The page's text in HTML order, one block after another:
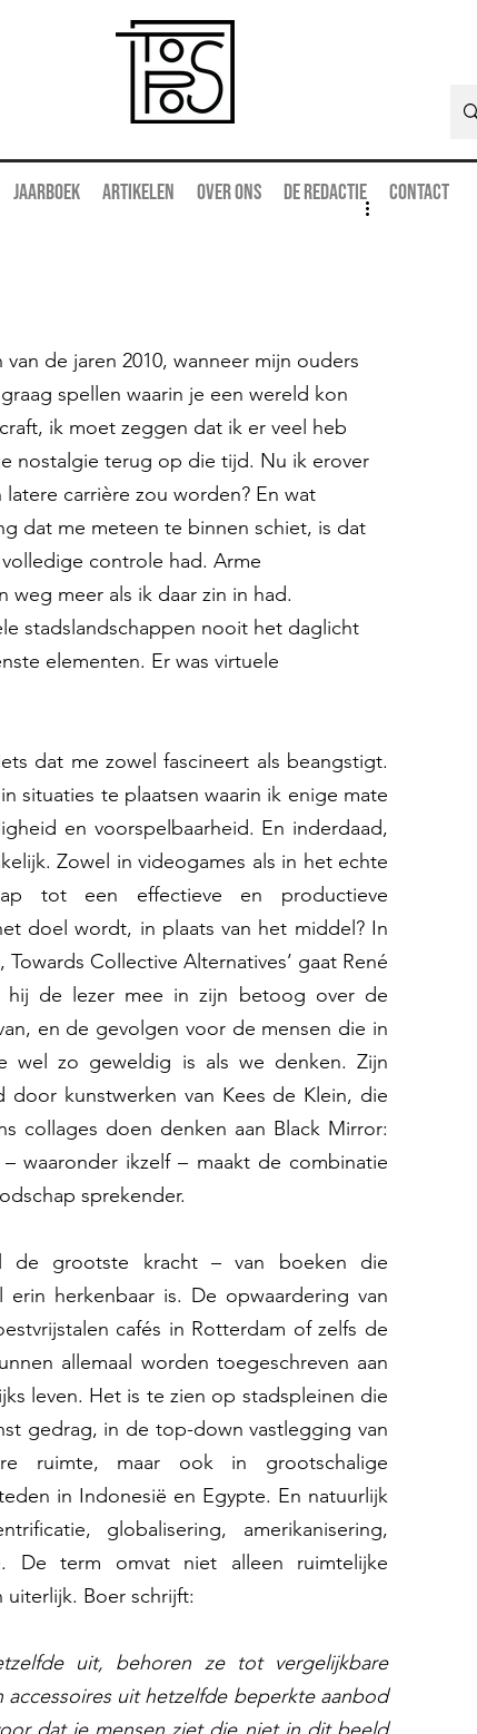
Jaarboek Artikelen Over ons De redactie Contact
de jaren 2010, wanneer mijn ouders
spellen waarin je een wereld kon
ik moet zeggen dat ik er veel heb
nostalgie terug op die tijd. Nu ik erover
carrière zou worden? En wat
dat me meteen te binnen schiet, is dat
controle had. Arme
meer als ik daar zin in had.
stadslandschappen nooit het daglicht
elementen. Er was virtuele
dat me zowel fascineert als beangstigt.
situaties te plaatsen waarin ik enige mate
en voorspelbaarheid. En inderdaad,
Zowel in videogames als in het echte
tot een effectieve en productieve
doel wordt, in plaats van het middel? In
Collective Alternatives’ gaat René
hij de lezer mee in zijn betoog over de
en de gevolgen voor de mensen die in
wel zo geweldig is als we denken. Zijn
door kunstwerken van Kees de Klein, die
collages doen denken aan Black Mirror:
waaronder ikzelf – maakt de combinatie
sprekender.
de grootste kracht – van boeken die
herkenbaar is. De opwaardering van
cafés in Rotterdam of zelfs de
allemaal worden toegeschreven aan
leven. Het is te zien op stadspleinen die
gedrag, in de top-down vastlegging van
ruimte, maar ook in grootschalige
in Indonesië en Egypte. En natuurlijk
globalisering, amerikanisering,
De term omvat niet alleen ruimtelijke
uiterlijk. Boer schrijft:
uit, behoren ze tot vergelijkbare
uit hetzelfde beperkte aanbod